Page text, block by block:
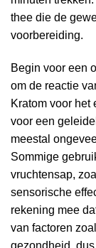
thee die de
voorbereiding.
Begin voor een
om de reactie
Kratom voor het
voor een
meestal
Sommige
vruchtensap,
sensorische
rekening mee
van factoren
gezondheid,